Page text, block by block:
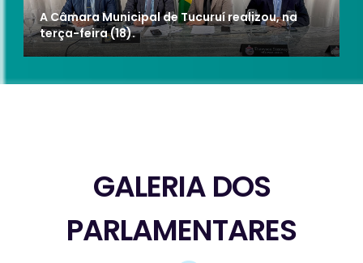
A Câmara Municipal de Tucuruí realizou, na
terça-feira (18).
GALERIA DOS
PARLAMENTARES